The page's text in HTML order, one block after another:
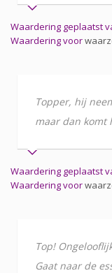
Waardering geplaatst
Waardering voor
Topper, hij
maar dan komt
Waardering geplaatst
Waardering voor
Top!
Gaat naar de